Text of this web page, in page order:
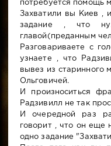
потребуется помощь
Захватили вы Киев ,
задание , что
главой(преданным
Разговариваете с
узнаете , что
вывез из старинного
Ольговичей.
И произноситься
Радзивилл не так
И очередной раз
говорит , что он еще
одно задание